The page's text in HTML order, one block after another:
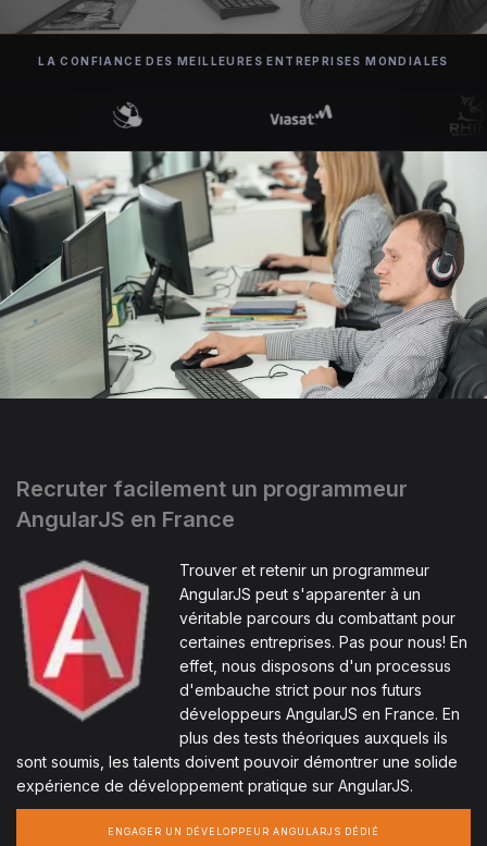
LA CONFIANCE DES MEILLEURES ENTREPRISES MONDIALES
Recruter facilement un programmeur
AngularJS en France
Trouver et retenir un programmeur
AngularJS peut s'apparenter à un
véritable parcours du combattant pour
certaines entreprises. Pas pour nous! En
effet, nous disposons d'un processus
d'embauche strict pour nos futurs
développeurs AngularJS en France. En
plus des tests théoriques auxquels ils
sont soumis, les talents doivent pouvoir démontrer une solide
expérience de développement pratique sur AngularJS.
ENGAGER UN DÉVELOPPEUR ANGULARJS DÉDIÉ